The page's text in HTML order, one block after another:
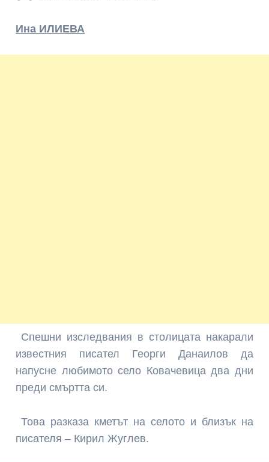
Ина ИЛИЕВА
Спешни изследвания в столицата накарали
извест­ния писател Георги Данаи­лов да
напусне любимото село Ковачевица два дни
преди смъртта си.
Това разказа кметът на се­лото и близък на
писателя – Кирил Жуглев.